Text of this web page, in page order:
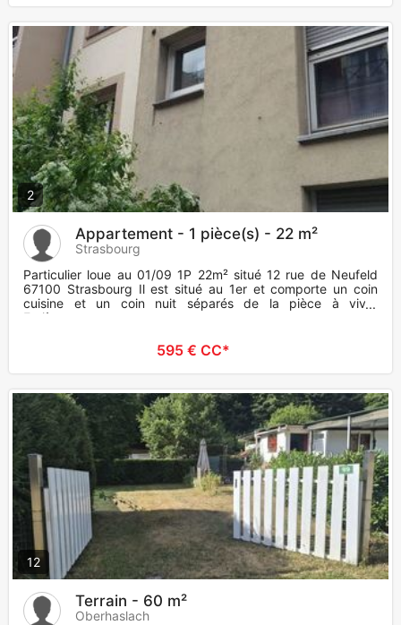
2
Appartement - 1 pièce(s) - 22 m²
Strasbourg
Particulier loue au 01/09 1P 22m² situé 12 rue de Neufeld
67100 Strasbourg Il est situé au 1er et comporte un coin
cuisine et un coin nuit séparés de la pièce à vivre
Entièrement
595 € CC*
12
Terrain - 60 m²
Oberhaslach